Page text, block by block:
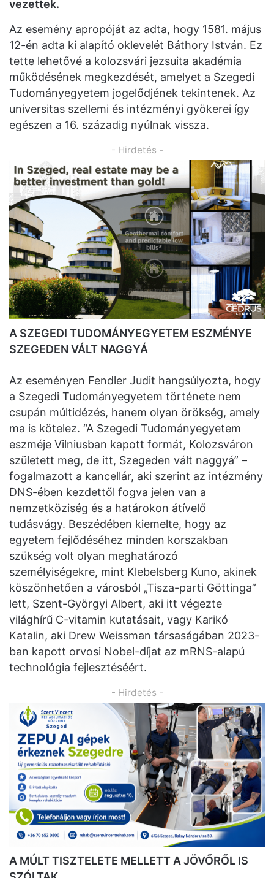
vezettek.
Az esemény apropóját az adta, hogy 1581. május
12-én adta ki alapító oklevelét Báthory István. Ez
tette lehetővé a kolozsvári jezsuita akadémia
működésének megkezdését, amelyet a Szegedi
Tudományegyetem jogelődjének tekintenek. Az
universitas szellemi és intézményi gyökerei így
egészen a 16. századig nyúlnak vissza.
- Hirdetés -
A SZEGEDI TUDOMÁNYEGYETEM ESZMÉNYE
SZEGEDEN VÁLT NAGGYÁ
Az eseményen Fendler Judit hangsúlyozta, hogy
a Szegedi Tudományegyetem története nem
csupán múltidézés, hanem olyan örökség, amely
ma is kötelez. “A Szegedi Tudományegyetem
eszméje Vilniusban kapott formát, Kolozsváron
született meg, de itt, Szegeden vált naggyá” –
fogalmazott a kancellár, aki szerint az intézmény
DNS-ében kezdettől fogva jelen van a
nemzetköziség és a határokon átívelő
tudásvágy. Beszédében kiemelte, hogy az
egyetem fejlődéséhez minden korszakban
szükség volt olyan meghatározó
személyiségekre, mint Klebelsberg Kuno, akinek
köszönhetően a városból „Tisza-parti Göttinga”
lett, Szent-Györgyi Albert, aki itt végezte
világhírű C-vitamin kutatásait, vagy Karikó
Katalin, aki Drew Weissman társaságában 2023-
ban kapott orvosi Nobel-díjat az mRNS-alapú
technológia fejlesztéséért.
- Hirdetés -
A MÚLT TISZTELETE MELLETT A JÖVŐRŐL IS